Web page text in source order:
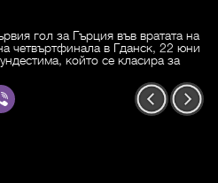
гол за Гърция във вратата на
четвъртфинала в Гданск, 22 юни
който се класира за